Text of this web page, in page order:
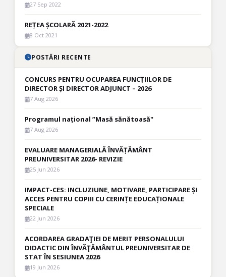
27 Sep 2022
REȚEA ȘCOLARĂ 2021-2022
8 Oct 2021
POSTĂRI RECENTE
CONCURS PENTRU OCUPAREA FUNCȚIILOR DE
DIRECTOR ȘI DIRECTOR ADJUNCT – 2026
7 Aug 2026
Programul național ”Masă sănătoasă"
7 Aug 2026
EVALUARE MANAGERIALĂ ÎNVĂȚĂMÂNT
PREUNIVERSITAR 2026- REVIZIE
25 Jun 2026
IMPACT-CES: INCLUZIUNE, MOTIVARE, PARTICIPARE ȘI
ACCES PENTRU COPIII CU CERINȚE EDUCAȚIONALE
SPECIALE
22 Jun 2026
ACORDAREA GRADAŢIEI DE MERIT PERSONALULUI
DIDACTIC DIN ÎNVĂŢĂMÂNTUL PREUNIVERSITAR DE
STAT ÎN SESIUNEA 2026
19 Jun 2026